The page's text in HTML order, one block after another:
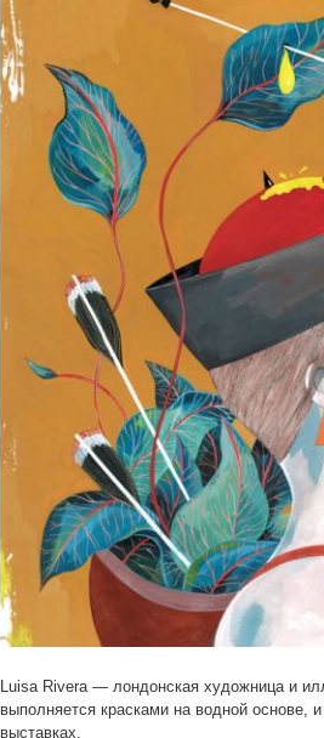
Luisa Rivera — лондонская художница и
выполняется красками на водной основе,
выставках.